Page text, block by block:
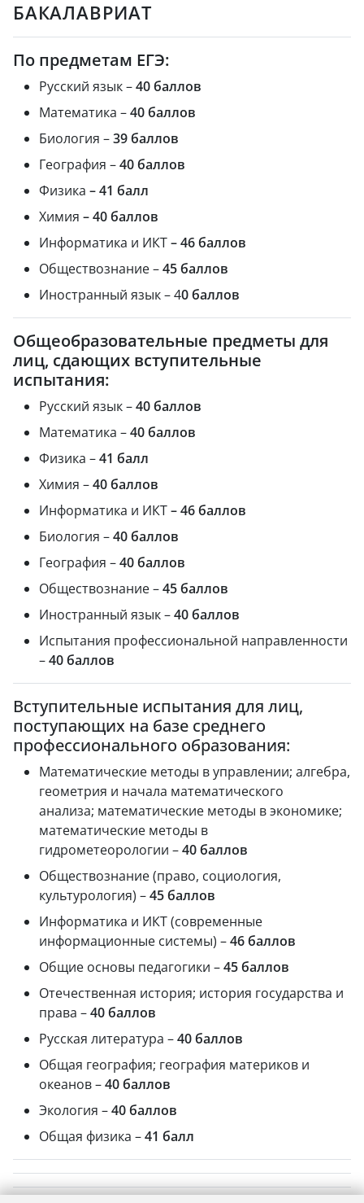
БАКАЛАВРИАТ
По предметам ЕГЭ:
Русский язык –40 баллов
Математика –40 баллов
Биология –39 баллов
География –40 баллов
Физика – 41 балл
Химия – 40 баллов
Информатика и ИКТ– 46 баллов
Обществознание –45 баллов
Иностранный язык – 40 баллов
Общеобразовательные предметы для
лиц, сдающих вступительные
испытания:
Русский язык –40 баллов
Математика –40 баллов
Физика –41 балл
Химия –40 баллов
Информатика и ИКТ– 46 баллов
Биология –40 баллов
География –40 баллов
Обществознание –45 баллов
Иностранный язык –40 баллов
Испытания профессиональной направленности
–40 баллов
Вступительные испытания для лиц,
поступающих на базе среднего
профессионального образования:
Математические методы в управлении; алгебра,
геометрия и начала математического
анализа; математические методы в экономике;
математические методы в
гидрометеорологии –40 баллов
Обществознание (право, социология,
культурология) –45 баллов
Информатика и ИКТ (современные
информационные системы) –46 баллов
Общие основы педагогики –45 баллов
Отечественная история; история государства и
права –40 баллов
Русская литература –40 баллов
Общая география; география материков и
океанов –40 баллов
Экология –40 баллов
Общая физика –41 балл